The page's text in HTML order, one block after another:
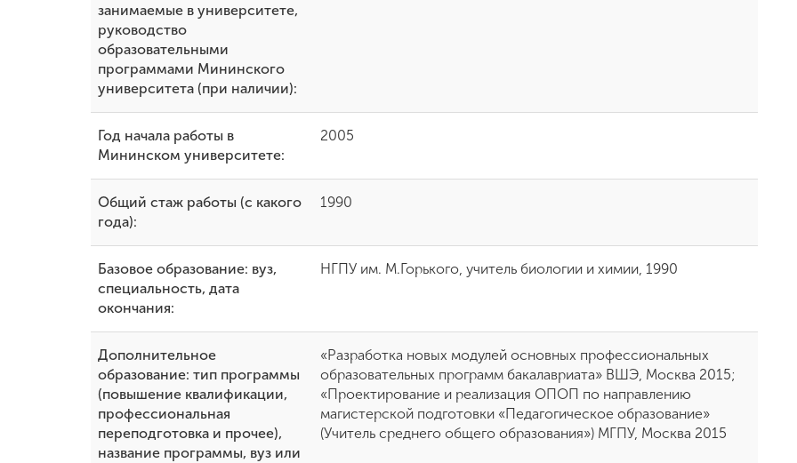
Приемная
комиссия
+7 (831) 262-26-20
занимаемые в университете,
руководство
образовательными
программами Мининского
университета (при наличии):
Год начала работы в
Мининском университете:
2005
Общий стаж работы (с какого
года):
1990
Базовое образование: вуз,
специальность, дата
окончания:
НГПУ им. М.Горького, учитель биологии и химии, 1990
Дополнительное
образование: тип программы
(повышение квалификации,
профессиональная
переподготовка и прочее),
название программы, вуз или
«Разработка новых модулей основных профессиональных
образовательных программ бакалавриата» ВШЭ, Москва 2015;
«Проектирование и реализация ОПОП по направлению
магистерской подготовки «Педагогическое образование»
(Учитель среднего общего образования») МГПУ, Москва 2015